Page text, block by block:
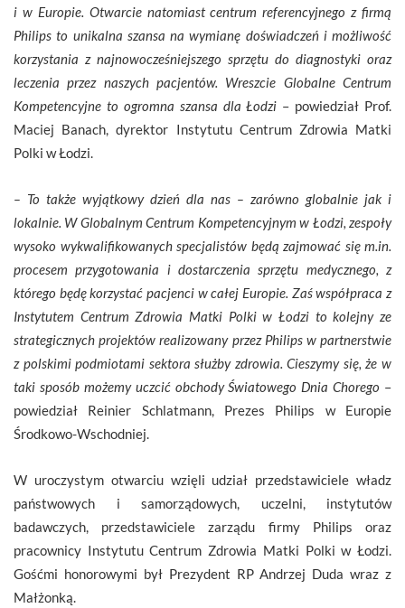
i w Europie. Otwarcie natomiast centrum referencyjnego z firmą
Philips to unikalna szansa na wymianę doświadczeń i możliwość
korzystania z najnowocześniejszego sprzętu do diagnostyki oraz
leczenia przez naszych pacjentów. Wreszcie Globalne Centrum
Kompetencyjne to ogromna szansa dla Łodzi – powiedział Prof.
Maciej Banach, dyrektor Instytutu Centrum Zdrowia Matki
Polki w Łodzi.
– To także wyjątkowy dzień dla nas – zarówno globalnie jak i
lokalnie. W Globalnym Centrum Kompetencyjnym w Łodzi, zespoły
wysoko wykwalifikowanych specjalistów będą zajmować się m.in.
procesem przygotowania i dostarczenia sprzętu medycznego, z
którego będę korzystać pacjenci w całej Europie. Zaś współpraca z
Instytutem Centrum Zdrowia Matki Polki w Łodzi to kolejny ze
strategicznych projektów realizowany przez Philips w partnerstwie
z polskimi podmiotami sektora służby zdrowia. Cieszymy się, że w
taki sposób możemy uczcić obchody Światowego Dnia Chorego –
powiedział Reinier Schlatmann, Prezes Philips w Europie
Środkowo-Wschodniej.
W uroczystym otwarciu wzięli udział przedstawiciele władz
państwowych i samorządowych, uczelni, instytutów
badawczych, przedstawiciele zarządu firmy Philips oraz
pracownicy Instytutu Centrum Zdrowia Matki Polki w Łodzi.
Gośćmi honorowymi był Prezydent RP Andrzej Duda wraz z
Małżonką.